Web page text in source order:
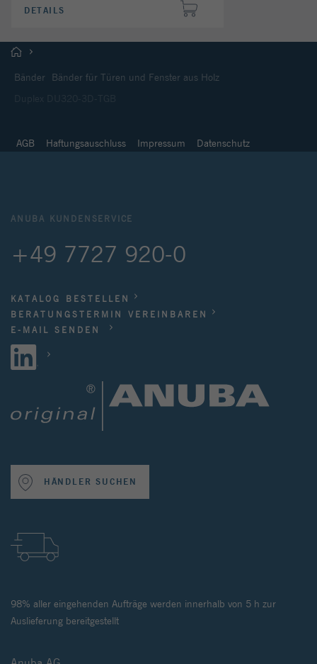
DETAILS
Bänder
Bänder für Türen und Fenster aus Holz
AGB Haftungsauschluss Impressum Datenschutz
ANUBA KUNDENSERVICE
+49 7727 920-0
KATALOG BESTELLEN
BERATUNGSTERMIN VEREINBAREN
E-MAIL SENDEN
HÄNDLER SUCHEN
98% aller eingehenden Aufträge werden innerhalb von 5 h zur
Auslieferung bereitgestellt